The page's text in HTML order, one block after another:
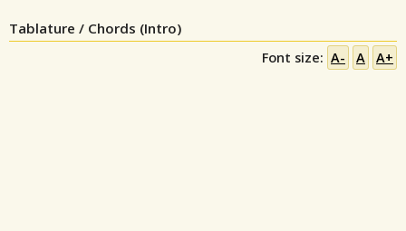
Tablature / Chords (Intro)
Font size: A- A A+